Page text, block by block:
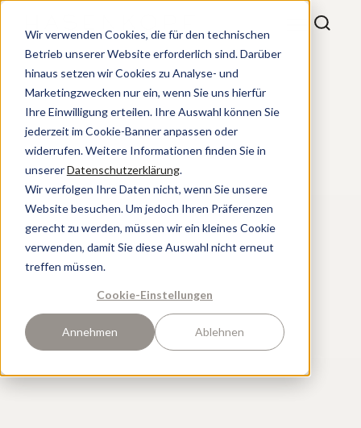
Wir verwenden Cookies, die für den technischen
Betrieb unserer Website erforderlich sind. Darüber
hinaus setzen wir Cookies zu Analyse- und
Marketingzwecken nur ein, wenn Sie uns hierfür
Ihre Einwilligung erteilen. Ihre Auswahl können Sie
jederzeit im Cookie-Banner anpassen oder
widerrufen. Weitere Informationen finden Sie in
unsererDatenschutzerklärung.
Wir verfolgen Ihre Daten nicht, wenn Sie unsere
Website besuchen. Um jedoch Ihren Präferenzen
gerecht zu werden, müssen wir ein kleines Cookie
verwenden, damit Sie diese Auswahl nicht erneut
treffen müssen.
Cookie-Einstellungen
Annehmen Ablehnen